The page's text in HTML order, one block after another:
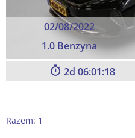
02/08/2022
1.0 Benzyna
2 06:01:17
Razem: 1